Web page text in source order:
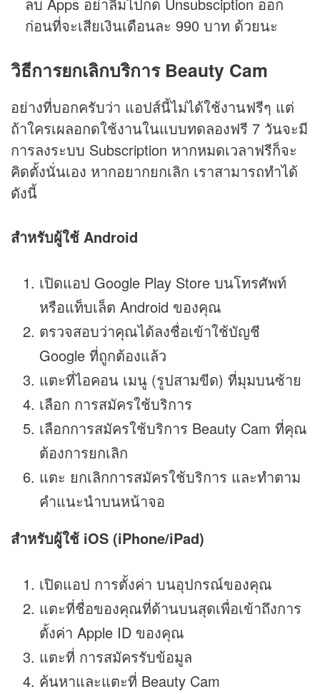
ก่อนที่จะเสียเงินเดือนละ 990 บาท ด้วยนะ
วิธีการยกเลิกบริการ Beauty Cam
อย่างที่บอกครับว่า แอปส์นี้ไม่ได้ใช้งานฟรีๆ แต่
ถ้าใครเผลอกดใช้งานในแบบทดลองฟรี 7 วันจะมี
การลงระบบ Subscription หากหมดเวลาฟรีก็จะ
คิดตั้งนั่นเอง หากอยากยกเลิก เราสามารถทำได้
ดังนี้
สำหรับผู้ใช้ Android
เปิดแอป Google Play Store บนโทรศัพท์
หรือแท็บเล็ต Android ของคุณ
ตรวจสอบว่าคุณได้ลงชื่อเข้าใช้บัญชี
Google ที่ถูกต้องแล้ว
แตะที่ไอคอน เมนู (รูปสามขีด) ที่มุมบนซ้าย
เลือก การสมัครใช้บริการ
เลือกการสมัครใช้บริการ Beauty Cam ที่คุณ
ต้องการยกเลิก
แตะ ยกเลิกการสมัครใช้บริการ และทำตาม
คำแนะนำบนหน้าจอ
สำหรับผู้ใช้ iOS (iPhone/iPad)
เปิดแอป การตั้งค่า บนอุปกรณ์ของคุณ
แตะที่ชื่อของคุณที่ด้านบนสุดเพื่อเข้าถึงการ
ตั้งค่า Apple ID ของคุณ
แตะที่ การสมัครรับข้อมูล
ค้นหาและแตะที่ Beauty Cam